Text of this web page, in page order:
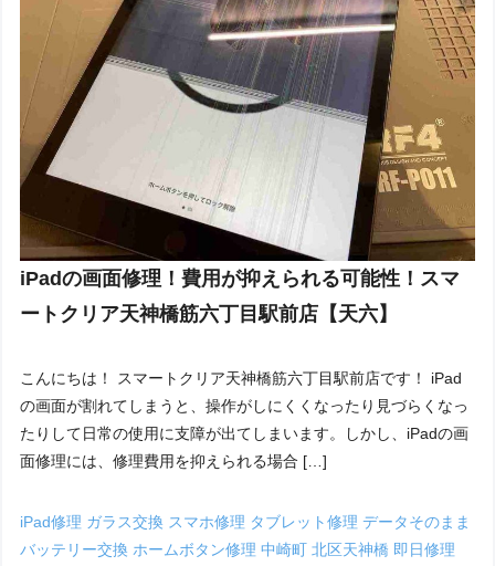
iPadの画面修理！費用が抑えられる可能性！スマ
ートクリア天神橋筋六丁目駅前店【天六】
こんにちは！ スマートクリア天神橋筋六丁目駅前店です！ iPad
の画面が割れてしまうと、操作がしにくくなったり見づらくなっ
たりして日常の使用に支障が出てしまいます。しかし、iPadの画
面修理には、修理費用を抑えられる場合 […]
iPad修理 ガラス交換 スマホ修理 タブレット修理データそのまま
バッテリー交換 ホームボタン修理中崎町北区天神橋 即日修理